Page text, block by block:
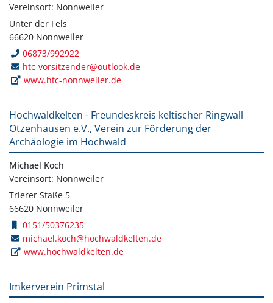
Vereinsort: Nonnweiler
Unter der Fels
66620 Nonnweiler
06873/992922
htc-vorsitzender@outlook.de
www.htc-nonnweiler.de
Hochwaldkelten - Freundeskreis keltischer Ringwall
Otzenhausen e.V., Verein zur Förderung der
Archäologie im Hochwald
Michael Koch
Vereinsort: Nonnweiler
Trierer Staße 5
66620 Nonnweiler
0151/50376235
michael.koch@hochwaldkelten.de
www.hochwaldkelten.de
Imkerverein Primstal